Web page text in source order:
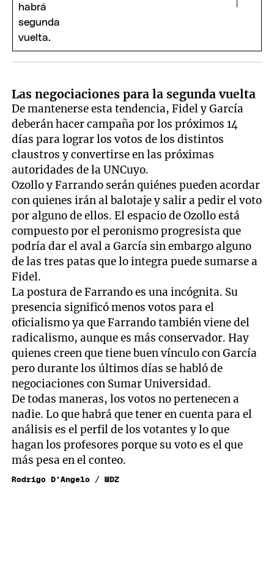
Las negociaciones para la segunda vuelta
De mantenerse esta tendencia, Fidel y García
deberán hacer campaña por los próximos 14
días para lograr los votos de los distintos
claustros y convertirse en las próximas
autoridades de la UNCuyo.
Ozollo y Farrando serán quiénes pueden acordar
con quienes irán al balotaje y salir a pedir el voto
por alguno de ellos. El espacio de Ozollo está
compuesto por el peronismo progresista que
podría dar el aval a García sin embargo alguno
de las tres patas que lo integra puede sumarse a
Fidel.
La postura de Farrando es una incógnita. Su
presencia significó menos votos para el
oficialismo ya que Farrando también viene del
radicalismo, aunque es más conservador. Hay
quienes creen que tiene buen vínculo con García
pero durante los últimos días se habló de
negociaciones con Sumar Universidad.
De todas maneras, los votos no pertenecen a
nadie. Lo que habrá que tener en cuenta para el
análisis es el perfil de los votantes y lo que
hagan los profesores porque su voto es el que
más pesa en el conteo.
Rodrigo D'Angelo / MDZ